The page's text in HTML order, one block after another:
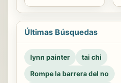
Últimas Búsquedas
lynn painter
tai chi
Rompe la barrera del no